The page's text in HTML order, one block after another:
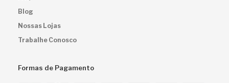
Blog
Nossas Lojas
Trabalhe Conosco
Formas de Pagamento